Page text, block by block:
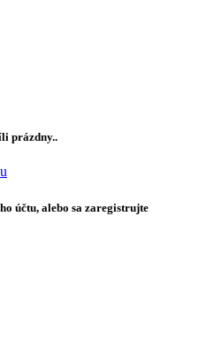
prázdny..
účtu, alebo sa zaregistrujte